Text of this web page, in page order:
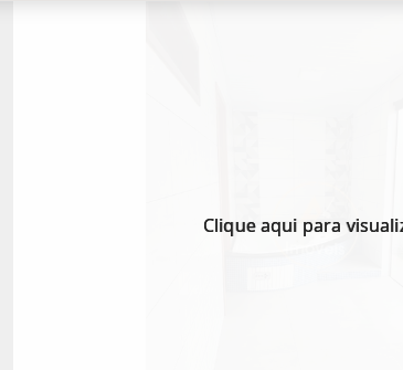
Clique aqui para